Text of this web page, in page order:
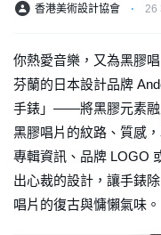
香港美術設計協會 ⋅ 26
你熱愛音樂，又為黑膠
芬蘭的日本設計品牌
手錶」——將黑膠元素融
黑膠唱片的紋路、質感
專輯資訊、品牌 LOGO
出心裁的設計，讓手錶
唱片的復古與慵懶氣味。